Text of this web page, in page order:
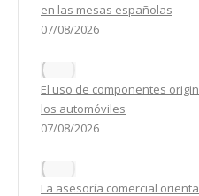
en las mesas españolas
07/08/2026
El uso de componentes
los automóviles
07/08/2026
La asesoría comercial